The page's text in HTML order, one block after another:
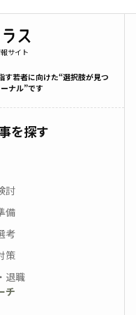
サイト
す若者に向けた“選択肢が見つ
ナル”です
を探す
討
備
考
策
退職
チ